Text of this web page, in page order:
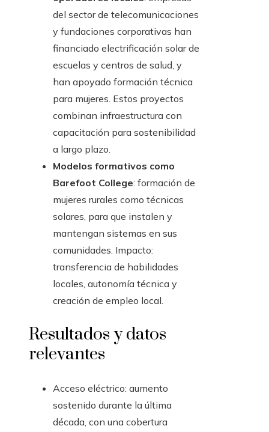
del sector de telecomunicaciones
y fundaciones corporativas han
financiado electrificación solar de
escuelas y centros de salud, y
han apoyado formación técnica
para mujeres. Estos proyectos
combinan infraestructura con
capacitación para sostenibilidad
a largo plazo.
Modelos formativos como
Barefoot College: formación de
mujeres rurales como técnicas
solares, para que instalen y
mantengan sistemas en sus
comunidades. Impacto:
transferencia de habilidades
locales, autonomía técnica y
creación de empleo local.
Resultados y datos
relevantes
Acceso eléctrico: aumento
sostenido durante la última
década, con una cobertura